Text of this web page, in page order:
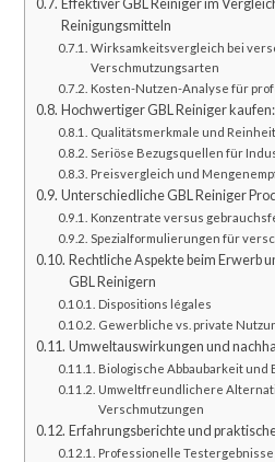
Effektiver GBL Reiniger im
Reinigungsmitteln
Wirksamkeitsvergleich bei
Verschmutzungsarten
Kosten-Nutzen-Analyse für
Hochwertiger GBL Reiniger
Qualitätsmerkmale und
Seriöse Bezugsquellen für
Preisvergleich und
Unterschiedliche GBL Reiniger
Konzentrate versus
Spezialformulierungen für
Rechtliche Aspekte beim Erwerb
GBL Reinigern
Dispositions légales
Gewerbliche vs. private
Umweltauswirkungen und
Biologische Abbaubarkeit und
Umweltfreundlichere
Verschmutzungen
Erfahrungsberichte und
Professionelle